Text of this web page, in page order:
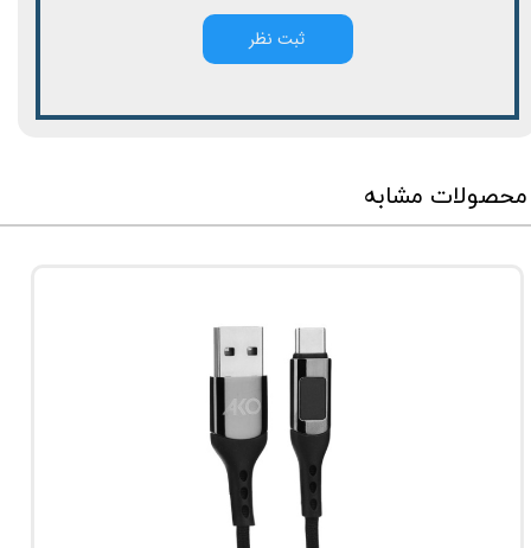
ثبت نظر
محصولات مشابه